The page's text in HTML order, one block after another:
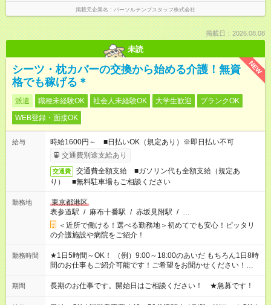
掲載元企業名 パーソルテンプスタッフ株式会社
掲載日：2026.08.08
未読
NEW
シーツ・枕カバーの交換から始める介護！無資
格でも稼げる＊
派遣 職種未経験OK 社会人未経験OK 大学生歓迎
ブランクOK
WEB登録・面接OK
給与
時給1600円～ ■日払いOK（規定あり）※即日払い不可
交通費別途支給あり
交通費
交通費全額支給 ■ガソリン代も全額支給（規定あ
り） ■無料駐車場もご相談ください
勤務地
東京都港区
表参道駅 / 麻布十番駅 / 赤坂見附駅 / …
＜近所で働ける！選べる勤務地＞初めてでも安心！ピッタリ
の介護施設や病院をご紹介！
勤務時間
★1日5時間～OK！ （例）9:00～18:00のあいだ もちろん1日8時
間のお仕事もご紹介可能です！ご希望をお聞かせください！★家
庭の都合でお休みが必要な場合も遠慮なくご相談ください。 ※
週最低15時間以上の勤務が必要です
期間 長期のお仕事です。開始日はご相談ください！ ★急募です！